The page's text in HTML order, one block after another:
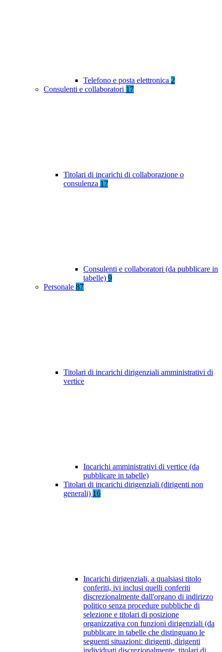
Telefono e posta elettronica 2
Consulenti e collaboratori 17
Titolari di incarichi di collaborazione o
consulenza 17
Consulenti e collaboratori (da pubblicare in
tabelle) 9
Personale 87
Titolari di incarichi dirigenziali amministrativi di
vertice
Incarichi amministrativi di vertice (da
pubblicare in tabelle)
Titolari di incarichi dirigenziali (dirigenti non
generali) 16
Incarichi dirigenziali, a qualsiasi titolo
conferiti, ivi inclusi quelli conferiti
discrezionalmente dall'organo di indirizzo
politico senza procedure pubbliche di
selezione e titolari di posizione
organizzativa con funzioni dirigenziali (da
pubblicare in tabelle che distinguano le
seguenti situazioni: dirigenti, dirigenti